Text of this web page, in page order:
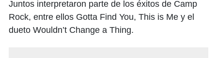
Juntos interpretaron parte de los éxitos de Camp
Rock, entre ellos Gotta Find You, This is Me y el
dueto Wouldn’t Change a Thing.